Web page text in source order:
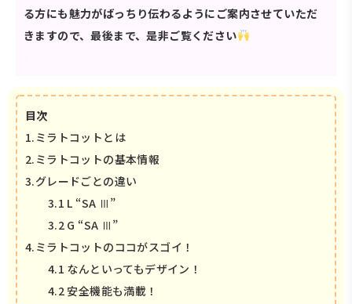
る方にも魅力がばっちり伝わるようにご案内させていただ
きますので、最後まで、是非ご覧ください
目次
1.ミラトコット とは
2.ミラトコットの基本情報
3.グレードごとの違い
3.1 L “SA Ⅲ”
3.2 G “SA Ⅲ”
4.ミラトコットのココがスゴイ！
4.1 なんといってもデザイン！
4.2 安全機能も満載！